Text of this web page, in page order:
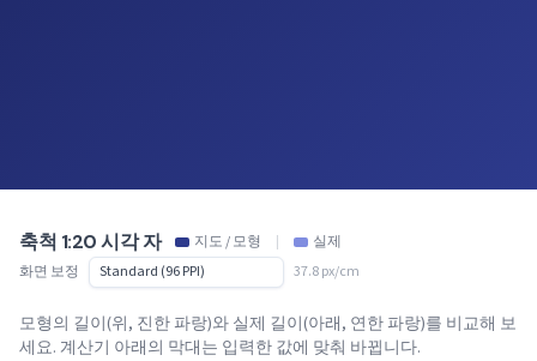
축척 1:20 시각 자 지도 / 모형 |
실제
화면 보정
37.8 px/cm
모형의 길이(위, 진한 파랑)와 실제 길이(아래, 연한 파랑)를 비교해 보
세요. 계산기 아래의 막대는 입력한 값에 맞춰 바뀝니다.